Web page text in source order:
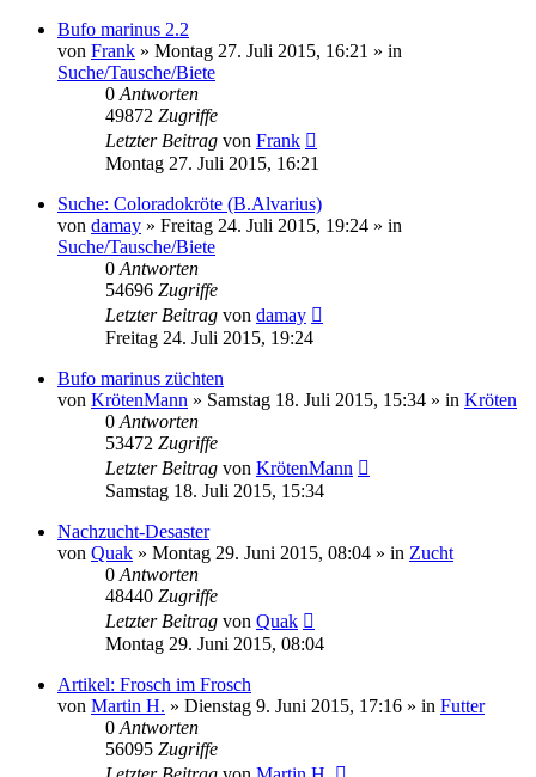
Bufo marinus 2.2
von Frank » Montag 27. Juli 2015, 16:21 » in
Suche/Tausche/Biete
0 Antworten
49872 Zugriffe
Letzter Beitrag von Frank
Montag 27. Juli 2015, 16:21
Suche: Coloradokröte (B.Alvarius)
von damay » Freitag 24. Juli 2015, 19:24 » in
Suche/Tausche/Biete
0 Antworten
54696 Zugriffe
Letzter Beitrag von damay
Freitag 24. Juli 2015, 19:24
Bufo marinus züchten
von KrötenMann » Samstag 18. Juli 2015, 15:34 » in Kröten
0 Antworten
53472 Zugriffe
Letzter Beitrag von KrötenMann
Samstag 18. Juli 2015, 15:34
Nachzucht-Desaster
von Quak » Montag 29. Juni 2015, 08:04 » in Zucht
0 Antworten
48440 Zugriffe
Letzter Beitrag von Quak
Montag 29. Juni 2015, 08:04
Artikel: Frosch im Frosch
von Martin H. » Dienstag 9. Juni 2015, 17:16 » in Futter
0 Antworten
56095 Zugriffe